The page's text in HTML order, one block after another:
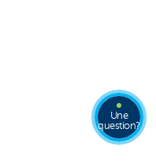
Une
question?